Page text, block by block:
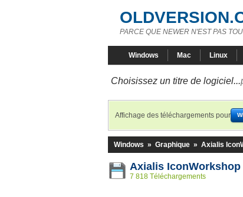
PARCE QUE NEWER N'EST PAS
Windows Mac Linux
Choisissez un titre de logiciel...
Affichage des téléchargements pour
Windows » Graphique » Axialis
Axialis
7 818 Téléchargements